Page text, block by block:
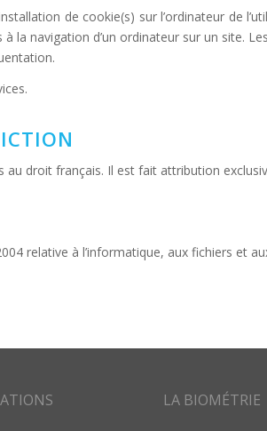
de cookie(s) sur l’ordinateur de
la navigation d’un ordinateur sur un site.
droit français. Il est fait attribution
relative à l’informatique, aux fichiers et
LA BIOMÉTRIE